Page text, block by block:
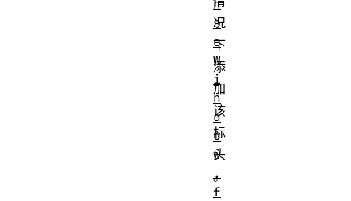
况
下
添
加
该
标
头
。
n
s
e
W
i
n
d
o
w
.
f